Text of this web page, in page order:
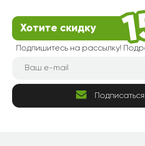
Хотите скидку
Подпишитесь на рассылку!
Подписаться